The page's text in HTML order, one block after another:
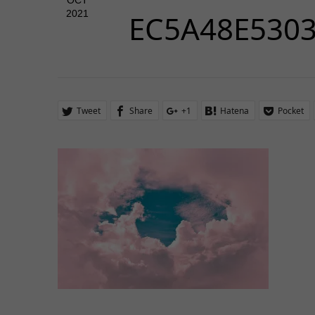
2021
Tweet Share +1 Hatena Pocket